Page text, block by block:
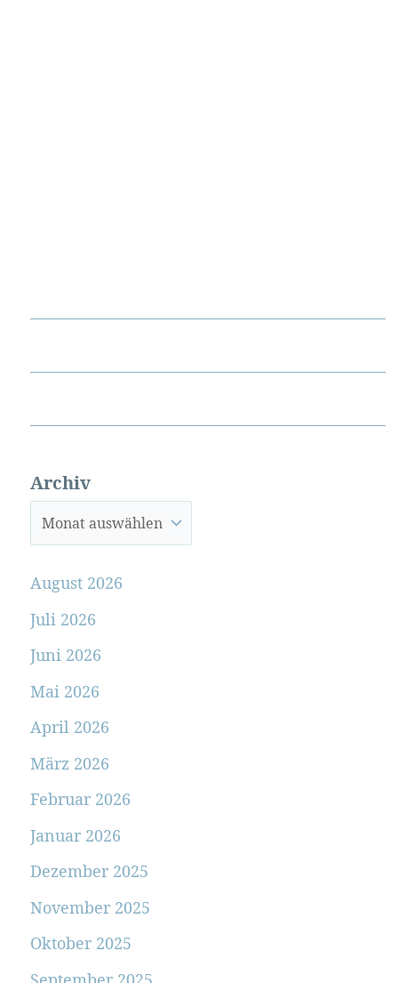
Archiv
August 2026
Juli 2026
Juni 2026
Mai 2026
April 2026
März 2026
Februar 2026
Januar 2026
Dezember 2025
November 2025
Oktober 2025